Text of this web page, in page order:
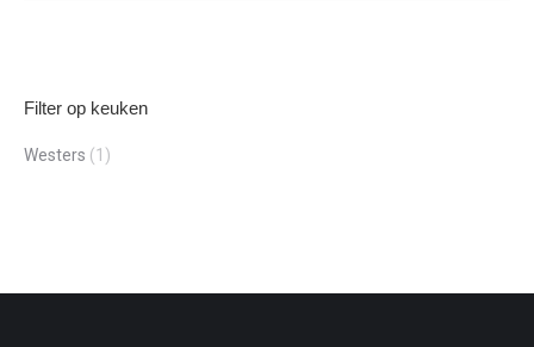
Filter op keuken
Westers (1)